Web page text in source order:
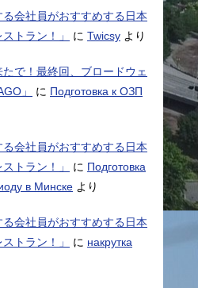
る会社員がおすすめする日本
トラン！」
に Twicsy より
たで！最終回、ブロードウェ
」
に Подготовка к ОЗП
る会社員がおすすめする日本
トラン！」
に Подготовка
в Минске より
る会社員がおすすめする日本
トラン！」
に накрутка